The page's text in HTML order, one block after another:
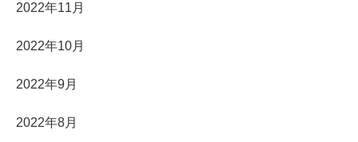
2022年11月
2022年10月
2022年9月
2022年8月